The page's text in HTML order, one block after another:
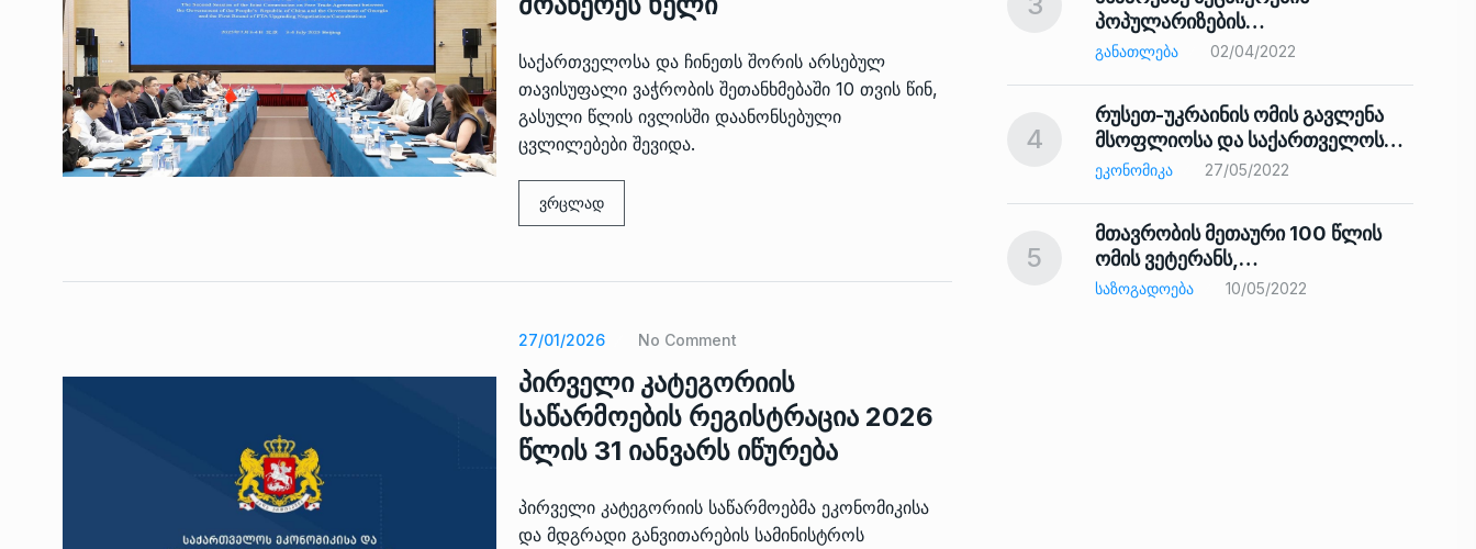
საქართველოსა და ჩინეთს შორის არსებულ
თავისუფალი ვაჭრობის შეთანხმებაში 10 თვის წინ,
გასული წლის ივლისში დაანონსებული
ცვლილებები შევიდა.
ვრცლად
27/01/2026 No Comment
პირველი კატეგორიის
საწარმოების რეგისტრაცია 2026
წლის 31 იანვარს იწურება
პირველი კატეგორიის საწარმოებმა ეკონომიკისა
და მდგრადი განვითარების სამინისტროს
8
გენერალურმა დირექტორმა შუა
ᲔᲙᲝᲜᲝᲛᲘᲙᲐ 11/05/2022
9
თბილისის ზაქარია ფალიაშვილის
სახელობის ოპერისა და
თბილისის ზაქარია ფალიაშვილის
13
საკმარისზე მეტი, თუმცა…
ᲔᲙᲝᲜᲝᲛᲘᲙᲐ 13/05/2022
14
პრემიერ-მინისტრი ირაკლი
ღარიბაშვილი ოზურგეთის
15
ღარიბაშვილმა ახლად
ᲒᲐᲜᲐᲗᲚᲔᲑᲐ
პოპულარიზების…
ᲒᲐᲜᲐᲗᲚᲔᲑᲐ 02/04/2022
4
რუსეთ-უკრაინის ომის გავლენა
მსოფლიოსა და საქართველოს…
ᲔᲙᲝᲜᲝᲛᲘᲙᲐ 27/05/2022
5
მთავრობის მეთაური 100 წლის
ომის ვეტერანს,…
ᲡᲐᲖᲝᲒᲐᲓᲝᲔᲑᲐ 10/05/2022